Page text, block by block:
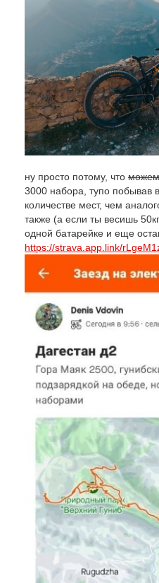
ну просто потому, что можем
3000 набора, тупо побывав
количестве мест, чем
также (а если ты весишь
одной батарейке и еще
https://strava.app.link/